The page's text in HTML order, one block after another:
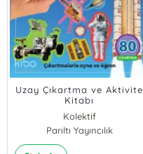
Uzay Çıkartma ve Aktivite
Kitabı
Kolektif
Parıltı Yayıncılık